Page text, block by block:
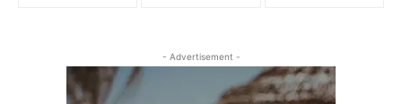
- Advertisement -